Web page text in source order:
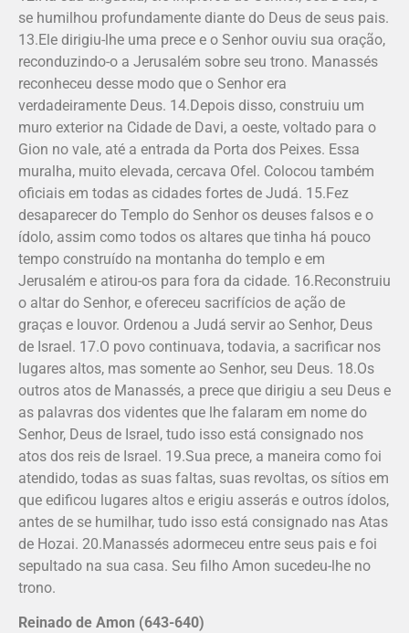
se humilhou profundamente diante do Deus de seus pais.
13.Ele dirigiu-lhe uma prece e o Senhor ouviu sua oração,
recon­du­zindo-o a Jerusalém sobre seu trono. Manassés
reconheceu desse modo que o Senhor era
verdadeiramente Deus. 14.Depois disso, construiu um
muro exterior na Cidade de Davi, a oeste, voltado para o
Gion no vale, até a entrada da Porta dos Peixes. Essa
muralha, muito elevada, cercava Ofel. Colocou também
oficiais em todas as cidades fortes de Judá. 15.Fez
desaparecer do Templo do Senhor os deuses falsos e o
ídolo, assim como todos os altares que tinha há pouco
tempo construído na montanha do templo e em
Jerusalém e atirou-os para fora da cidade. 16.Reconstruiu
o altar do Senhor, e ofereceu sacrifícios de ação de
graças e louvor. Ordenou a Judá servir ao Senhor, Deus
de Israel. 17.O povo continuava, todavia, a sacrificar nos
lugares altos, mas somente ao Senhor, seu Deus. 18.Os
outros atos de Manassés, a prece que dirigiu a seu Deus e
as palavras dos videntes que lhe falaram em nome do
Senhor, Deus de Israel, tudo isso está consignado nos
atos dos reis de Israel. 19.Sua prece, a maneira como foi
atendido, todas as suas faltas, suas revoltas, os sítios em
que edificou lugares altos e erigiu asserás e outros ídolos,
antes de se humilhar, tudo isso está consignado nas Atas
de Hozai. 20.Manassés adormeceu entre seus pais e foi
sepultado na sua casa. Seu filho Amon sucedeu-lhe no
trono.
Reinado de Amon (643-640)